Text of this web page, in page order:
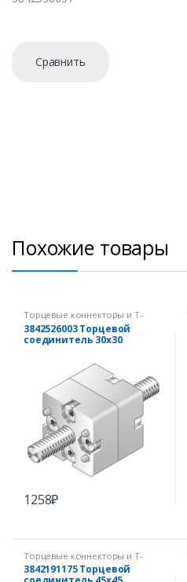
Сравнить
Похожие товары
Торцевые коннекторы и Т-
коннекторы
3842526003 Торцевой
соединитель 30х30
1258₽
Торцевые коннекторы и Т-
коннекторы
3842191175 Торцевой